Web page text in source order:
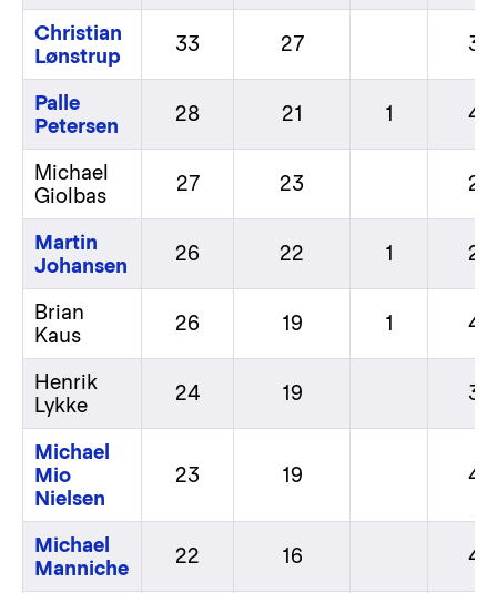
Christian
Lønstrup
33 27 3
Palle
Petersen
28 21 1 4
Michael
Giolbas
27 23 2
Martin
Johansen
26 22 1 2
Brian
Kaus
26 19 1 4
Henrik
Lykke
24 19 3
Michael
Mio
Nielsen
23 19 4
Michael
Manniche
22 16 4